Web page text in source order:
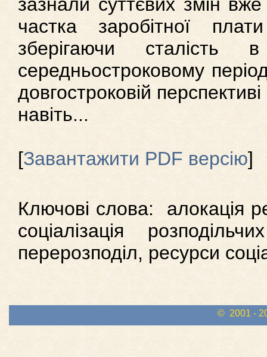
частка заробітної
зберігаючи сталість
середньостроковому
довгостроковій
навіть...
[Завантажити PDF версію]
Ключові слова: алокація
соціалізація
перерозподіл, ресурси
© 2001 -